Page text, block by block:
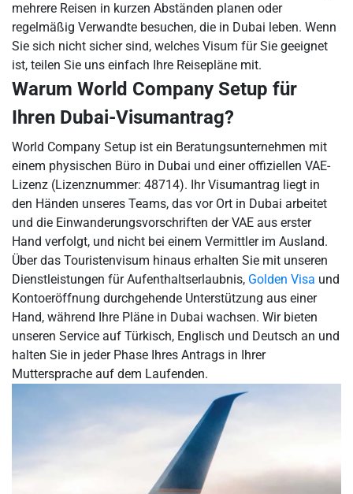
mehrere Reisen in kurzen Abständen planen oder
regelmäßig Verwandte besuchen, die in Dubai leben. Wenn
Sie sich nicht sicher sind, welches Visum für Sie geeignet
ist, teilen Sie uns einfach Ihre Reisepläne mit.
Warum World Company Setup für
Ihren Dubai-Visumantrag?
World Company Setup ist ein Beratungsunternehmen mit
einem physischen Büro in Dubai und einer offiziellen VAE-
Lizenz (Lizenznummer: 48714). Ihr Visumantrag liegt in
den Händen unseres Teams, das vor Ort in Dubai arbeitet
und die Einwanderungsvorschriften der VAE aus erster
Hand verfolgt, und nicht bei einem Vermittler im Ausland.
Über das Touristenvisum hinaus erhalten Sie mit unseren
Dienstleistungen für Aufenthaltserlaubnis, Golden Visa und
Kontoeröffnung durchgehende Unterstützung aus einer
Hand, während Ihre Pläne in Dubai wachsen. Wir bieten
unseren Service auf Türkisch, Englisch und Deutsch an und
halten Sie in jeder Phase Ihres Antrags in Ihrer
Muttersprache auf dem Laufenden.